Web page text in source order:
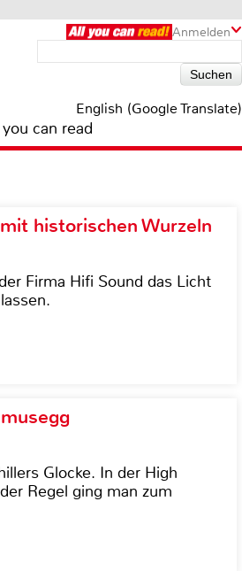
Anmelden
English (Google Translate)
can read
historischen Wurzeln
Firma Hifi Sound das Licht
Glocke. In der High
Regel ging man zum